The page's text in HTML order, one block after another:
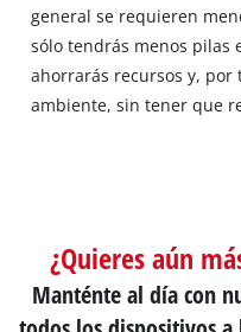
general se requieren
sólo tendrás menos pilas
ahorrarás recursos y,
ambiente, sin tener que
¿Quieres aún
Manténte al día con